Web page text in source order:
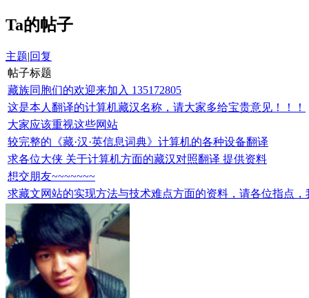
Ta的帖子
主题|回复
帖子标题
藏族同胞们的欢迎来加入 135172805
这是本人翻译的计算机藏汉名称，请大家多给宝贵意见！！！
大家应该重视这些网站
较完整的《藏·汉·英信息词典》计算机的各种设备翻译
求各位大侠 关于计算机方面的藏汉对照翻译 提供资料
想交朋友~~~~~~~
求藏文网站的实现方法与技术难点方面的资料，请各位指点，